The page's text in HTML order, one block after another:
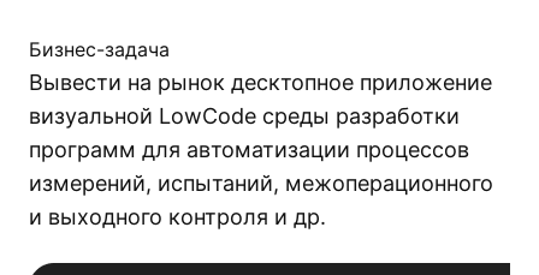
Бизнес-задача
Вывести на рынок десктопное приложение
визуальной LowCode среды разработки
программ для автоматизации процессов
измерений, испытаний, межоперационного
и выходного контроля и др.